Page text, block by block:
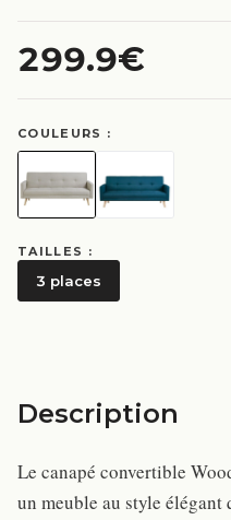
299.9€
COULEURS :
TAILLES :
3 places
Description
Le canapé convertible
un meuble au style